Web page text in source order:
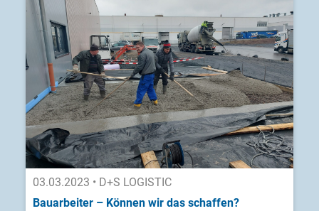
03.03.2023 • D+S LOGISTIC
Bauarbeiter – Können wir das schaffen?